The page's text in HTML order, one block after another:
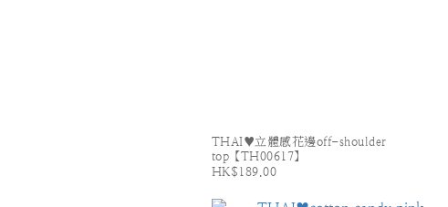
THAI♥立體感花邊off-shoulder
top【TH00617】
HK$189.00